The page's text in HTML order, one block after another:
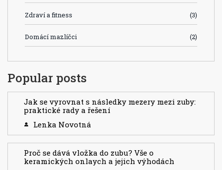
Zdraví a fitness (3)
Domácí mazlíčci (2)
Popular posts
Jak se vyrovnat s následky mezery mezi zuby:
praktické rady a řešení
Lenka Novotná
Proč se dává vložka do zubu? Vše o
keramických onlaych a jejich výhodách